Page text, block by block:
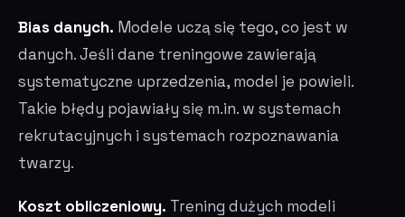
Bias danych. Modele uczą się tego, co jest w
danych. Jeśli dane treningowe zawierają
systematyczne uprzedzenia, model je powieli.
Takie błędy pojawiały się m.in. w systemach
rekrutacyjnych i systemach rozpoznawania
twarzy.
Koszt obliczeniowy. Trening dużych modeli